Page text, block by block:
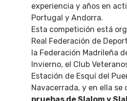
experiencia y años en
Portugal y Andorra.
Esta competición está
Real Federación de
la Federación Madrileña
Invierno, el Club
Estación de Esquí del
Navacerrada, y en ella se